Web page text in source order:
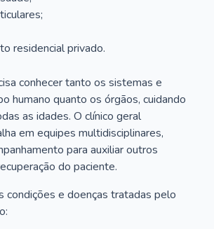
residencial privado.
conhecer tanto os sistemas e
humano quanto os órgãos, cuidando
as idades. O clínico geral
em equipes multidisciplinares,
para auxiliar outros
do paciente.
condições e doenças tratadas pelo